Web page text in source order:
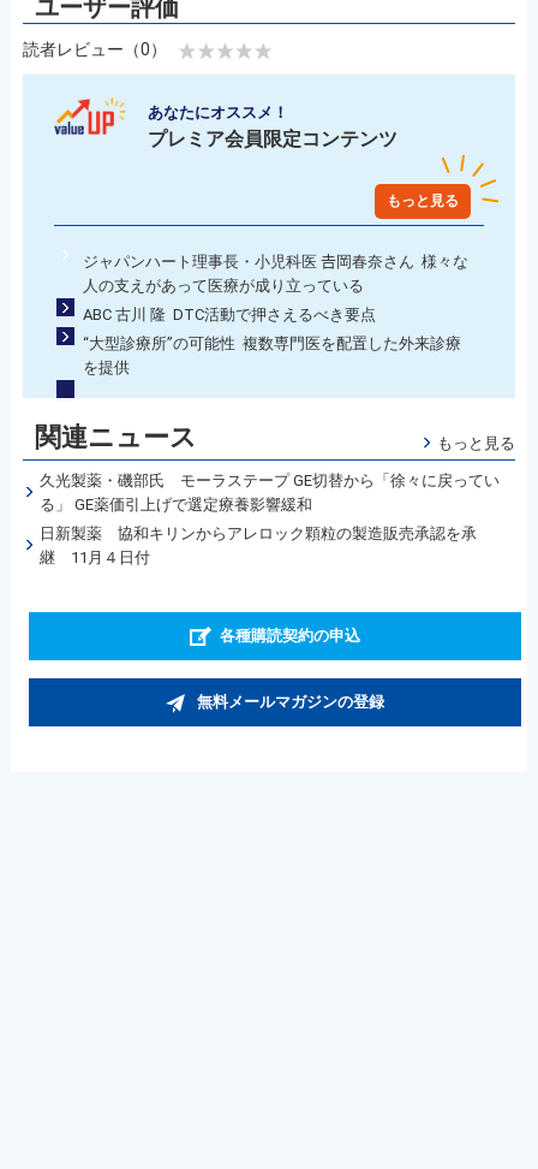
読者レビュー（0）
あなたにオススメ！
プレミア会員限定コンテンツ
もっと見る
ジャパンハート理事長・小児科医 𠮷岡春奈さん 様々な
人の支えがあって医療が成り立っている
ABC 古川 隆 DTC活動で押さえるべき要点
“大型診療所”の可能性 複数専門医を配置した外来診療
を提供
関連ニュース もっと見る
久光製薬・磯部氏 モーラステープ GE切替から「徐々に戻ってい
る」 GE薬価引上げで選定療養影響緩和
日新製薬 協和キリンからアレロック顆粒の製造販売承認を承
継 11月４日付
各種購読契約の申込
無料メールマガジンの登録